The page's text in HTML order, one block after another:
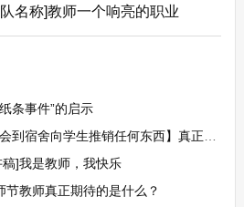
名称]教师一个响亮的职业
条事件”的启示
宿舍向学生推销任何东西】真正的老师
]我是教师，我快乐
节教师真正期待的是什么？